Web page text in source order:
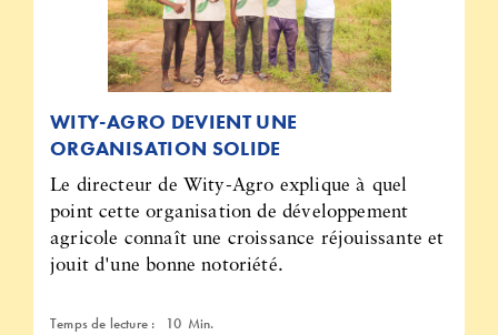
WITY-AGRO DEVIENT UNE
ORGANISATION SOLIDE
Le directeur de Wity-Agro explique à quel
point cette organisation de développement
agricole connaît une croissance réjouissante et
jouit d'une bonne notoriété.
Temps de lecture : 10 Min.